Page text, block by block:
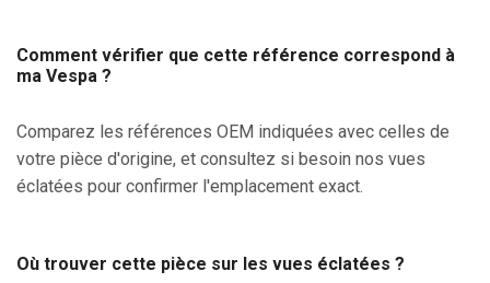
Comment vérifier que cette référence correspond à
ma Vespa ?
Comparez les références OEM indiquées avec celles de
votre pièce d'origine, et consultez si besoin nos vues
éclatées pour confirmer l'emplacement exact.
Où trouver cette pièce sur les vues éclatées ?